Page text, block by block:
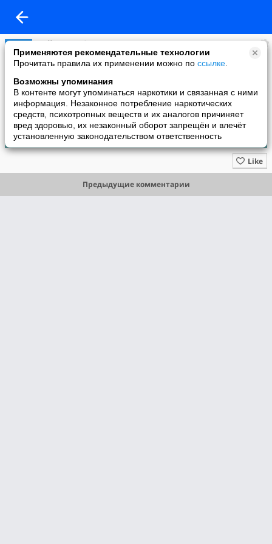
Применяются рекомендательные технологии
Прочитать правила их применении можно по ссылке
Возможны упоминания
В контенте могут упоминаться наркотики и связанная с ними
информация. Незаконное потребление наркотических
средств, психотропных веществ и их аналогов причиняет
вред здоровью, их незаконный оборот запрещён и влечёт
установленную законодательством ответственность
Мой Мир. Обновления
added a photo
12 Mar в 11:39
Like
Предыдущие комментарии